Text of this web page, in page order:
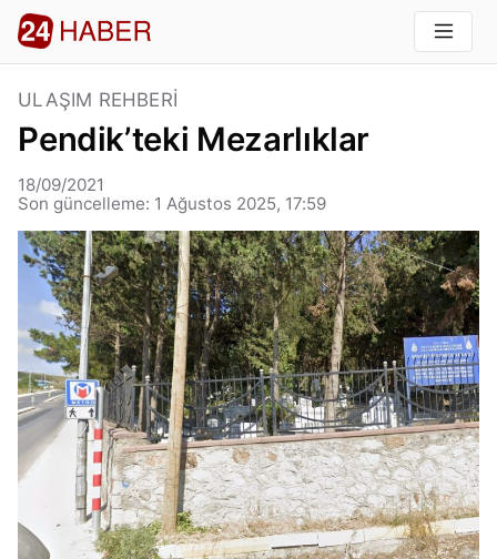
ULAŞIM REHBERI
Pendik’teki Mezarlıklar
18/09/2021
Son güncelleme: 1 Ağustos 2025, 17:59